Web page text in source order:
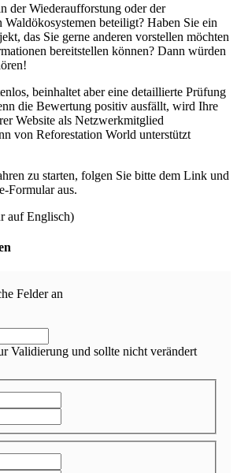
der Wiederaufforstung oder der
beteiligt? Haben Sie ein
das Sie gerne anderen vorstellen möchten
bereitstellen können? Dann würden
beinhaltet aber eine detaillierte Prüfung
die Bewertung positiv ausfällt, wird Ihre
Website als Netzwerkmitglied
von Reforestation World unterstützt
zu starten, folgen Sie bitte dem Link und
Formular aus.
auf Englisch)
Felder an
Validierung und sollte nicht verändert
Mail
bestätigen